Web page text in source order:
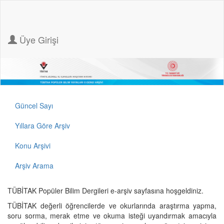
Üye Girişi
Güncel Sayı
Yıllara Göre Arşiv
Konu Arşivi
Arşiv Arama
TÜBİTAK Popüler Bilim Dergileri e-arşiv sayfasına hoşgeldiniz.
TÜBİTAK değerli öğrencilerde ve okurlarında araştırma yapma,
soru sorma, merak etme ve okuma isteği uyandırmak amacıyla